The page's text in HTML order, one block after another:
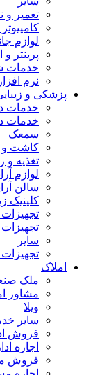
تعمیر و
لوازم
پرینتر و
خدمات
نرم
پزشکی و
خدمات
خدمات
سمعک
کاشت و
تغذیه و
لوازم
سالن
کلینیک
سایر
تجهیزات
املاک
ملک
مشاور
ویلا
سایر
فروش
اجاره
فروش